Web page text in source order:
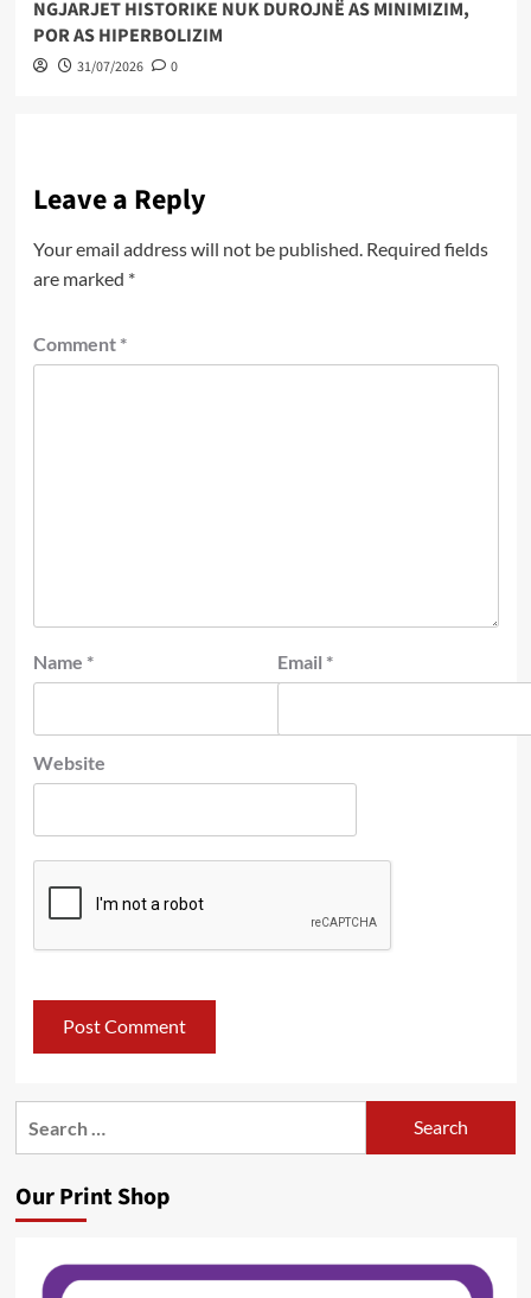
NGJARJET HISTORIKE NUK DUROJNË AS MINIMIZIM,
POR AS HIPERBOLIZIM
31/07/2026 0
Leave a Reply
Your email address will not be published. Required fields
are marked *
Comment *
Name * Email *
Website
Our Print Shop